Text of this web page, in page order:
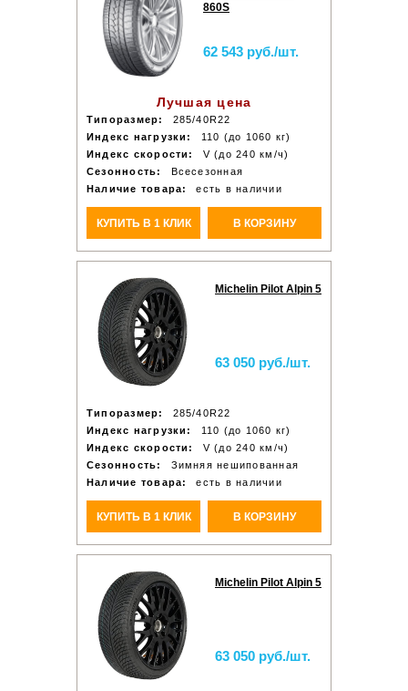
860S
62 543 руб./шт.
Лучшая цена
Типоразмер:
285/40R22
Индекс нагрузки:
110 (до 1060 кг)
Индекс скорости:
V (до 240 км/ч)
Сезонность:
Всесезонная
Наличие товара:
есть в наличии
КУПИТЬ В 1 КЛИК В КОРЗИНУ
Michelin Pilot Alpin 5
63 050 руб./шт.
Типоразмер:
285/40R22
Индекс нагрузки:
110 (до 1060 кг)
Индекс скорости:
V (до 240 км/ч)
Сезонность:
Зимняя нешипованная
Наличие товара:
есть в наличии
КУПИТЬ В 1 КЛИК В КОРЗИНУ
Michelin Pilot Alpin 5
63 050 руб./шт.